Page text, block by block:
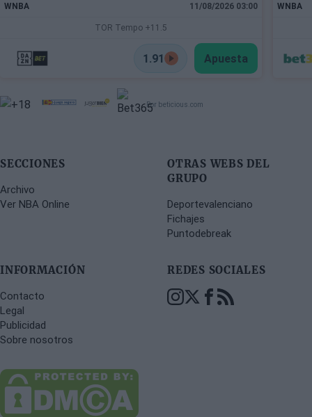
WNBA 11/08/2026 03:00
TOR Tempo +11.5
1.91 Apuesta
WNBA
Por beticious.com
SECCIONES
Archivo
Ver NBA Online
OTRAS WEBS DEL
GRUPO
Deportevalenciano
Fichajes
Puntodebreak
INFORMACIÓN
Contacto
Legal
Publicidad
Sobre nosotros
REDES SOCIALES